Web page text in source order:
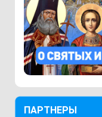
ПАРТНЕРЫ